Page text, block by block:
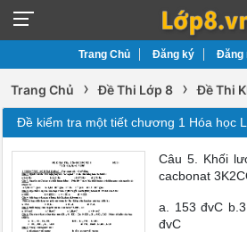
Trang Chủ Đăng ký Đăng
Trang Chủ › Đề Thi Lớp 8 › Đề Thi
Đề kiểm tra một tiết chương 1 Hóa học
Câu 5. Khối
cacbonat
a. 153 đvC
đvC